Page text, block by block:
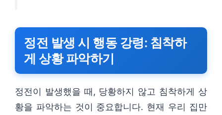
정전 발생 시 행동 강령: 침착하
게 상황 파악하기
정전이 발생했을 때, 당황하지 않고 침착하게 상
황을 파악하는 것이 중요합니다. 현재 우리 집만